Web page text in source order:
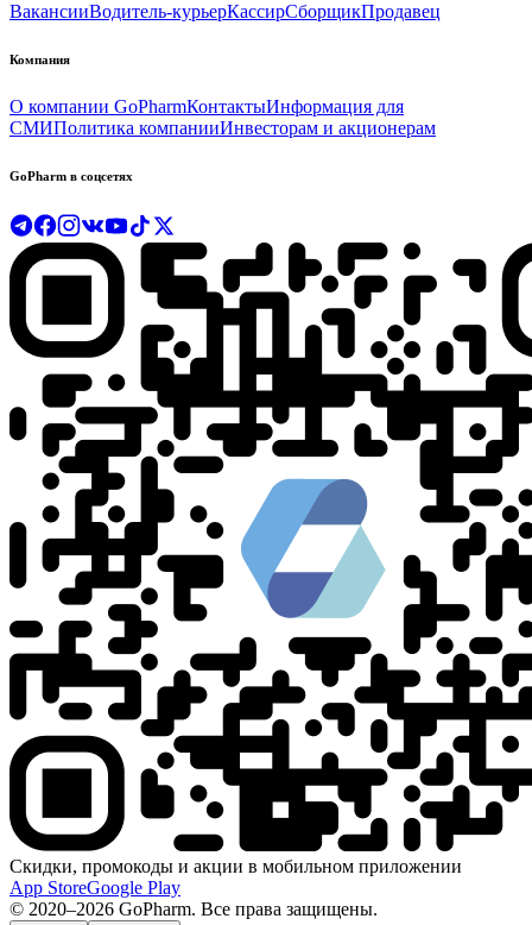
ВакансииВодитель-курьерКассирСборщикПродавец
Компания
О компании GoPharmКонтактыИнформация для
СМИПолитика компанииИнвесторам и акционерам
GoPharm в соцсетях
Скидки, промокоды и акции в мобильном приложении
App StoreGoogle Play
© 2020–2026 GoPharm. Все права защищены.